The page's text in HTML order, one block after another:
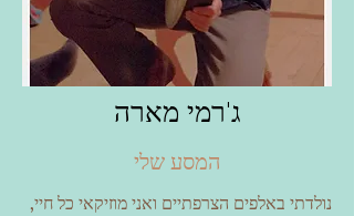
ג'רמי מארה
המסע שלי
נולדתי באלפים הצרפתיים ואני מוזיקאי כל חיי,